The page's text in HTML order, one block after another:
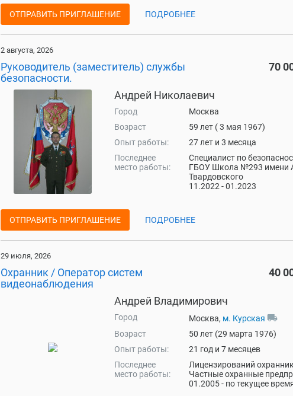
ОТПРАВИТЬ ПРИГЛАШЕНИЕ ПОДРОБНЕЕ
2 августа, 2026
Руководитель (заместитель) службы
безопасности.
70
Андрей Николаевич
Город
Москва
Возраст
59 лет ( 3 мая 1967)
Опыт работы:
27 лет и 3 месяца
Последнее
место работы:
Специалист по
ГБОУ Школа №293 имени
Твардовского
11.2022 - 01.2023
ОТПРАВИТЬ ПРИГЛАШЕНИЕ ПОДРОБНЕЕ
29 июля, 2026
Охранник / Оператор систем
видеонаблюдения
40
Андрей Владимирович
Город Москва, м. Курская local_shipping
Возраст
50 лет (29 марта 1976)
Опыт работы:
21 год и 7 месяцев
Последнее
место работы:
Лицензирований
Частные охранные
01.2005 - по текущее